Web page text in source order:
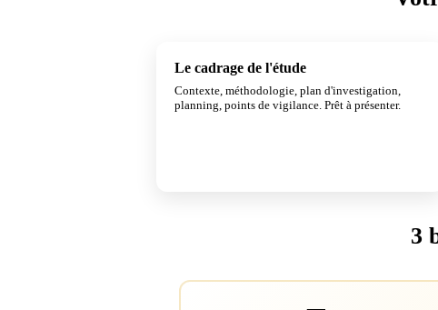
Le cadrage de l'étude
Contexte, méthodologie, plan d'investigation,
planning, points de vigilance. Prêt à présenter.
3